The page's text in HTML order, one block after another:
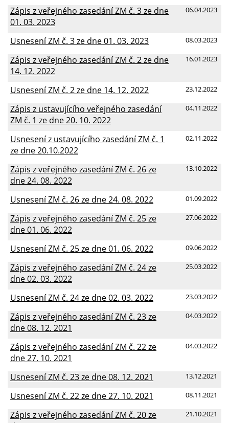
06.04.2023
Zápis z veřejného zasedání ZM č. 3 ze dne
01. 03. 2023
08.03.2023
Usnesení ZM č. 3 ze dne 01. 03. 2023
16.01.2023
Zápis z veřejného zasedání ZM č. 2 ze dne
14. 12. 2022
23.12.2022
Usnesení ZM č. 2 ze dne 14. 12. 2022
04.11.2022
Zápis z ustavujícího veřejného zasedání
ZM č. 1 ze dne 20. 10. 2022
02.11.2022
Usnesení z ustavujícího zasedání ZM č. 1
ze dne 20.10.2022
13.10.2022
Zápis z veřejného zasedání ZM č. 26 ze
dne 24. 08. 2022
01.09.2022
Usnesení ZM č. 26 ze dne 24. 08. 2022
27.06.2022
Zápis z veřejného zasedání ZM č. 25 ze
dne 01. 06. 2022
09.06.2022
Usnesení ZM č. 25 ze dne 01. 06. 2022
25.03.2022
Zápis z veřejného zasedání ZM č. 24 ze
dne 02. 03. 2022
23.03.2022
Usnesení ZM č. 24 ze dne 02. 03. 2022
04.03.2022
Zápis z veřejného zasedání ZM č. 23 ze
dne 08. 12. 2021
04.03.2022
Zápis z veřejného zasedání ZM č. 22 ze
dne 27. 10. 2021
13.12.2021
Usnesení ZM č. 23 ze dne 08. 12. 2021
08.11.2021
Usnesení ZM č. 22 ze dne 27. 10. 2021
21.10.2021
Zápis z veřejného zasedání ZM č. 20 ze